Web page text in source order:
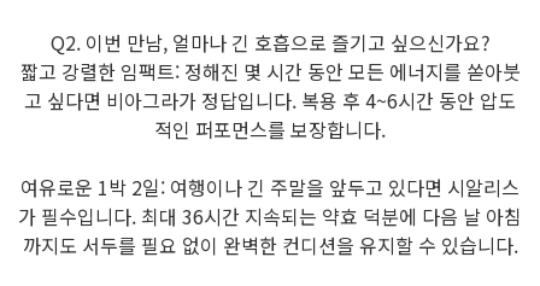
Q2. 이번 만남, 얼마나 긴 호흡으로 즐기고 싶으신가요?
짧고 강렬한 임팩트: 정해진 몇 시간 동안 모든 에너지를 쏟아붓
고 싶다면 비아그라가 정답입니다. 복용 후 4~6시간 동안 압도
적인 퍼포먼스를 보장합니다.
여유로운 1박 2일: 여행이나 긴 주말을 앞두고 있다면 시알리스
가 필수입니다. 최대 36시간 지속되는 약효 덕분에 다음 날 아침
까지도 서두를 필요 없이 완벽한 컨디션을 유지할 수 있습니다.